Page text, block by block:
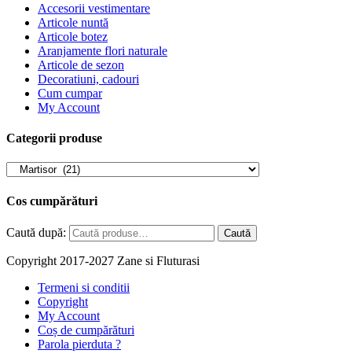
Accesorii vestimentare
Articole nuntă
Articole botez
Aranjamente flori naturale
Articole de sezon
Decoratiuni, cadouri
Cum cumpar
My Account
Categorii produse
Cos cumpărături
Caută după: Caută
Copyright 2017-2027 Zane si Fluturasi
Termeni si conditii
Copyright
My Account
Coș de cumpărături
Parola pierduta ?